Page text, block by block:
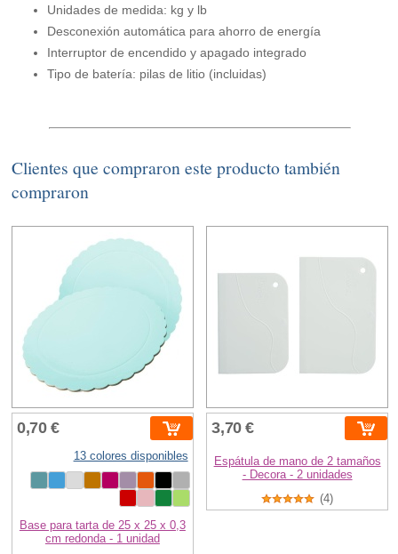
Unidades de medida: kg y lb
Desconexión automática para ahorro de energía
Interruptor de encendido y apagado integrado
Tipo de batería: pilas de litio (incluidas)
Clientes que compraron este producto también
compraron
0,70 €
13 colores disponibles
Base para tarta de 25 x 25 x 0,3
cm redonda - 1 unidad
3,70 €
Espátula de mano de 2 tamaños
- Decora - 2 unidades
(4)